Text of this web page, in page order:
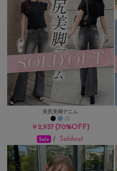
美尻美脚デニム
￥2,937(70%OFF)
Sale /Soldout